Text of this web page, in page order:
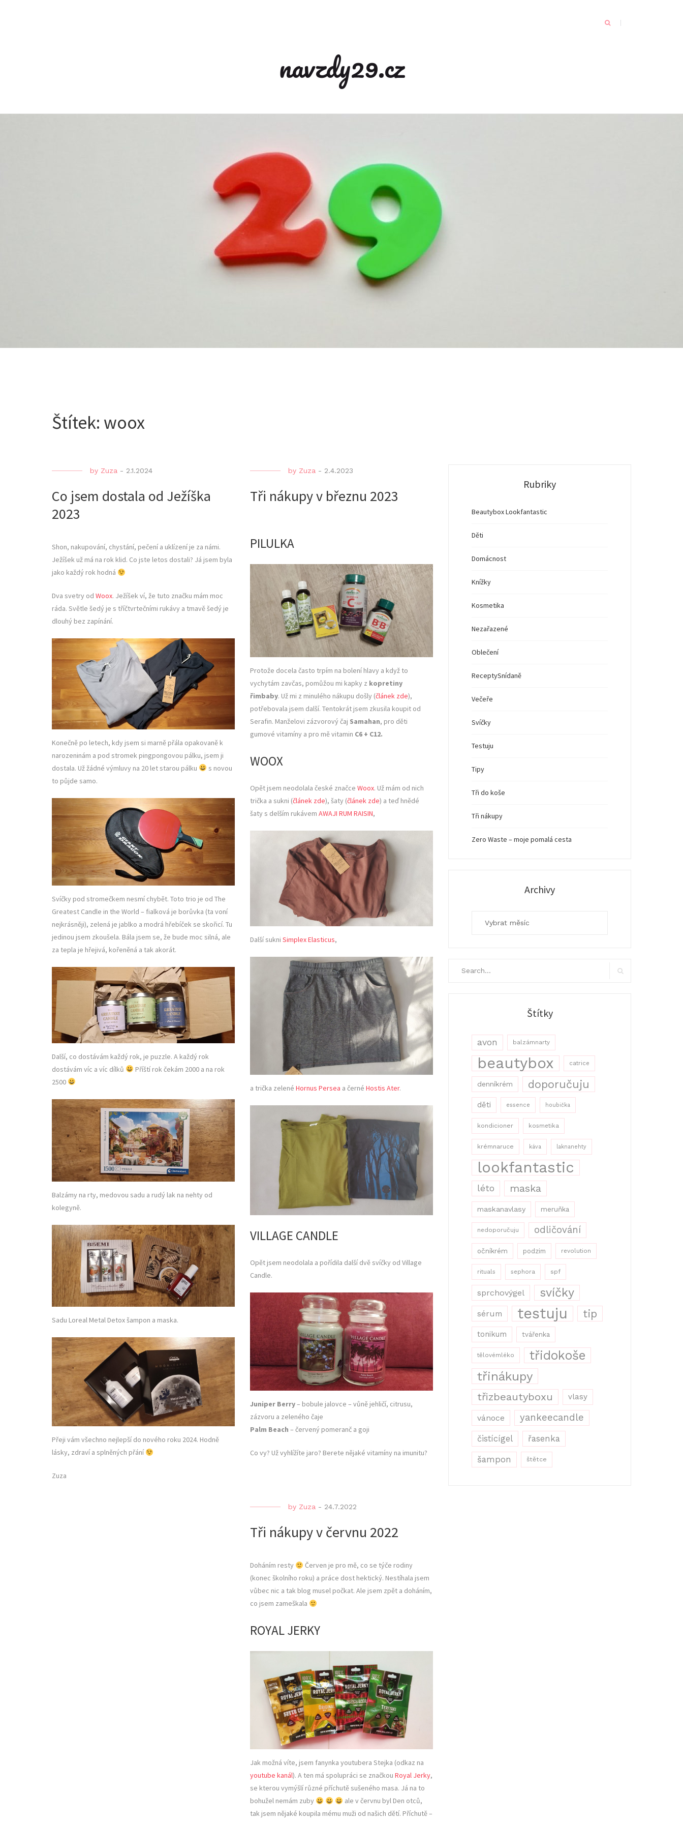
navzdy29.cz
Štítek: woox
by Zuza - 2.1.2024
Co jsem dostala od Ježíška
2023
Shon, nakupování, chystání, pečení a uklízení je za námi.
Ježíšek už má na rok klid. Co jste letos dostali? Já jsem byla
jako každý rok hodná
Dva svetry od Woox. Ježíšek ví, že tuto značku mám moc
ráda. Světle šedý je s tříčtvrtečními rukávy a tmavě šedý je
dlouhý bez zapínání.
Konečně po letech, kdy jsem si marně přála opakovaně k
narozeninám a pod stromek pingpongovou pálku, jsem ji
dostala. Už žádné výmluvy na 20 let starou pálku
s novou
to půjde samo.
Svíčky pod stromečkem nesmí chybět. Toto trio je od The
Greatest Candle in the World – fialková je borůvka (ta voní
nejkrásněji), zelená je jablko a modrá hřebíček se skořicí. Tu
jedinou jsem zkoušela. Bála jsem se, že bude moc silná, ale
za tepla je hřejivá, kořeněná a tak akorát.
Další, co dostávám každý rok, je puzzle. A každý rok
dostávám víc a víc dílků
Příští rok čekám 2000 a na rok
2500
Balzámy na rty, medovou sadu a rudý lak na nehty od
kolegyně.
Sadu Loreal Metal Detox šampon a maska.
Přeji vám všechno nejlepší do nového roku 2024. Hodně
lásky, zdraví a splněných přání
Zuza
by Zuza - 2.4.2023
Tři nákupy v březnu 2023
PILULKA
Protože docela často trpím na bolení hlavy a když to
vychytám zavčas, pomůžou mi kapky z kopretiny
řimbaby. Už mi z minulého nákupu došly (článek zde),
potřebovala jsem další. Tentokrát jsem zkusila koupit od
Serafin. Manželovi zázvorový čaj Samahan, pro děti
gumové vitamíny a pro mě vitamin C6 + C12.
WOOX
Opět jsem neodolala české značce Woox. Už mám od nich
trička a sukni (článek zde), šaty (článek zde) a teď hnědé
šaty s delším rukávem AWAJI RUM RAISIN,
Další sukni Simplex Elasticus,
a trička zelené Hornus Persea a černé Hostis Ater.
VILLAGE CANDLE
Opět jsem neodolala a pořídila další dvě svíčky od Village
Candle.
Juniper Berry– bobule jalovce – vůně jehličí, citrusu,
zázvoru a zeleného čaje
Palm Beach – červený pomeranč a goji
Co vy? Už vyhlížíte jaro? Berete nějaké vitamíny na imunitu?
by Zuza - 24.7.2022
Tři nákupy v červnu 2022
Doháním resty
Červen je pro mě, co se týče rodiny
(konec školního roku) a práce dost hektický. Nestíhala jsem
vůbec nic a tak blog musel počkat. Ale jsem zpět a doháním,
co jsem zameškala
ROYAL JERKY
Jak možná víte, jsem fanynka youtubera Stejka (odkaz na
youtube kanál). A ten má spolupráci se značkou Royal Jerky,
se kterou vymýšlí různé příchutě sušeného masa. Já na to
bohužel nemám zuby
ale v červnu byl Den otců,
tak jsem nějaké koupila mému muži od našich dětí. Příchutě –
Rubriky
Beautybox Lookfantastic
Děti
Domácnost
Knížky
Kosmetika
Nezařazené
Oblečení
ReceptySnídaně
Večeře
Svíčky
Testuju
Tipy
Tři do koše
Tři nákupy
Zero Waste – moje pomalá cesta
Archivy
Štítky
avon balzámnarty
beautybox catrice
denníkrém doporučuju
děti essence houbička
kondicioner kosmetika
krémnaruce káva laknanehty
lookfantastic
léto maska
maskanavlasy meruňka
nedoporučuju odličování
očníkrém podzim revolution
rituals sephora spf
sprchovýgel svíčky
sérum testuju tip
tonikum tvářenka
tělovémléko
třidokoše
třinákupy
třizbeautyboxu vlasy
vánoce yankeecandle
čistícígel řasenka
šampon štětce